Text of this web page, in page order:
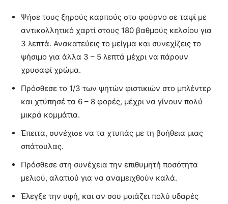
Ψήσε τους ξηρούς καρπούς στο φούρνο σε ταψί με
αντικολλητικό χαρτί στους 180 βαθμούς κελσίου για
3 λεπτά. Ανακατεύεις το μείγμα και συνεχίζεις το
ψήσιμο για άλλα 3 – 5 λεπτά μέχρι να πάρουν
χρυσαφί χρώμα.
Πρόσθεσε το 1/3 των ψητών φιστικιών στο μπλέντερ
και χτύπησέ τα 6 – 8 φορές, μέχρι να γίνουν πολύ
μικρά κομμάτια.
Έπειτα, συνέχισε να τα χτυπάς με τη βοήθεια μιας
σπάτουλας.
Πρόσθεσε στη συνέχεια την επιθυμητή ποσότητα
μελιού, αλατιού για να αναμειχθούν καλά.
Έλεγξε την υφή, και αν σου μοιάζει πολύ υδαρές